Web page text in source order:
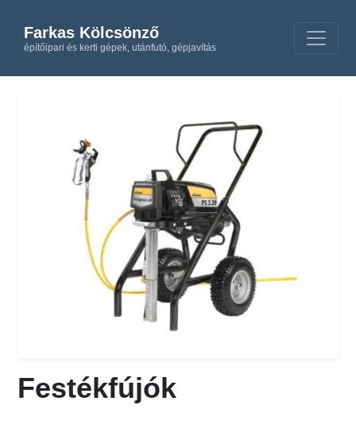
Farkas Kölcsönző
építőipari és kerti gépek, utánfutó, gépjavítás
Festékfújók